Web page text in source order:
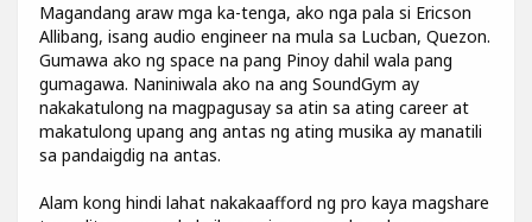
Magandang araw mga ka-tenga, ako nga pala si Ericson
Allibang, isang audio engineer na mula sa Lucban, Quezon.
Gumawa ako ng space na pang Pinoy dahil wala pang
gumagawa. Naniniwala ako na ang SoundGym ay
nakakatulong na magpagusay sa atin sa ating career at
makatulong upang ang antas ng ating musika ay manatili
sa pandaigdig na antas.
Alam kong hindi lahat nakakaafford ng pro kaya magshare